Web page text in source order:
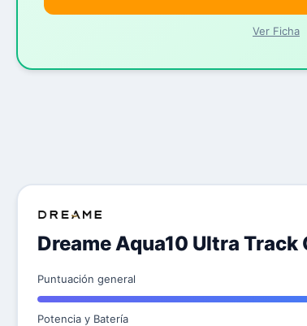
Ver Ficha
Dreame Aqua10 Ultra Track
Puntuación general
Potencia y Batería